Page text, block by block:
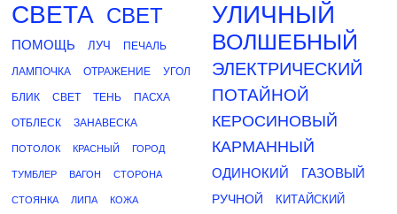
СВЕТА СВЕТ
ПОМОЩЬ ЛУЧ ПЕЧАЛЬ
ЛАМПОЧКА ОТРАЖЕНИЕ УГОЛ
БЛИК СВЕТ ТЕНЬ ПАСХА
ОТБЛЕСК ЗАНАВЕСКА
ПОТОЛОК КРАСНЫЙ ГОРОД
ТУМБЛЕР ВАГОН СТОРОНА
СТОЯНКА ЛИПА КОЖА
УЛИЧНЫЙ
ВОЛШЕБНЫЙ
ЭЛЕКТРИЧЕСКИЙ
ПОТАЙНОЙ
КЕРОСИНОВЫЙ
КАРМАННЫЙ
ОДИНОКИЙ ГАЗОВЫЙ
РУЧНОЙ
КИТАЙСКИЙ